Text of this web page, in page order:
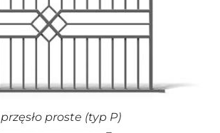
przęsło proste (typ P)